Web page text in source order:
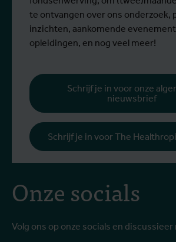
Onze socials
Volg ons op onze socials en discussieer
te ontvangen over ons onderzoek,
inzichten, aankomende
opleidingen, en nog veel meer!
Schrijf je in voor onze
nieuwsbrief
Schrijf je in voor The